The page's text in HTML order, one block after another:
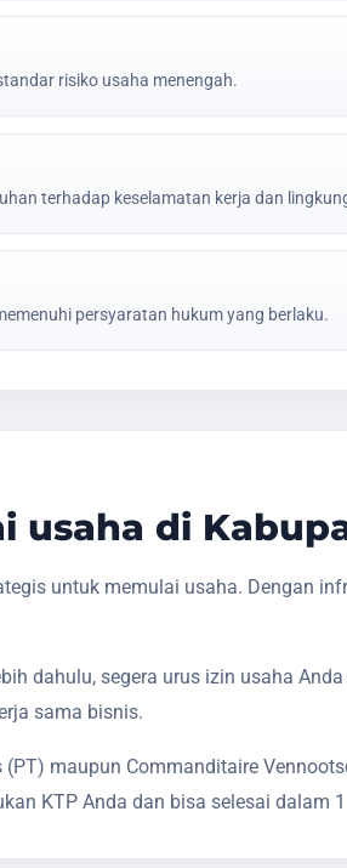
risiko usaha menengah.
terhadap keselamatan kerja dan
persyaratan hukum yang berlaku.
usaha di
untuk memulai usaha. Dengan
dahulu, segera urus izin usaha
sama bisnis.
maupun Commanditaire
KTP Anda dan bisa selesai dalam